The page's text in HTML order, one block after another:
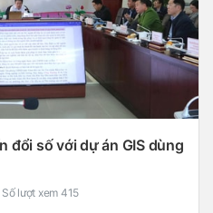
đổi số với dự án GIS dùng
Số lượt xem 415